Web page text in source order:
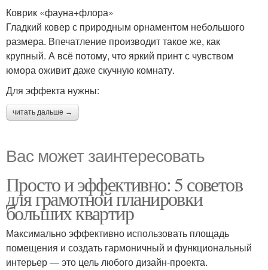
Коврик «фауна+флора»
Гладкий ковер с природным орнаментом небольшого
размера. Впечатление производит такое же, как
крупный. А всё потому, что яркий принт с чувством
юмора оживит даже скучную комнату.
Для эффекта нужны:
читать дальше →
Вас может заинтересовать
Просто и эффективно: 5 советов
для грамотной планировки
больших квартир
Максимально эффективно использовать площадь
помещения и создать гармоничный и функциональный
интерьер — это цель любого дизайн-проекта.